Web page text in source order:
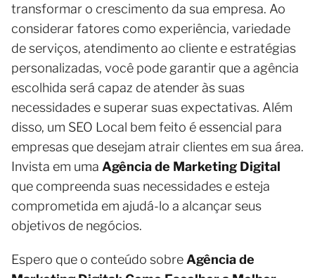
transformar o crescimento da sua empresa. Ao
considerar fatores como experiência, variedade
de serviços, atendimento ao cliente e estratégias
personalizadas, você pode garantir que a agência
escolhida será capaz de atender às suas
necessidades e superar suas expectativas. Além
disso, um SEO Local bem feito é essencial para
empresas que desejam atrair clientes em sua área.
Invista em uma Agência de Marketing Digital
que compreenda suas necessidades e esteja
comprometida em ajudá-lo a alcançar seus
objetivos de negócios.
Espero que o conteúdo sobre Agência de